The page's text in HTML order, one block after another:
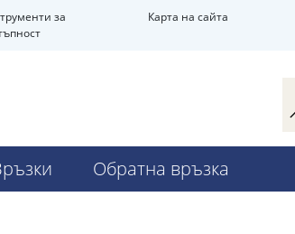
за
Карта на сайта
Обратна връзка